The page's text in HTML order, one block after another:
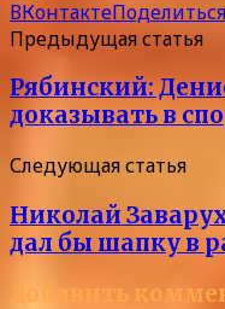
ВКонтакте
Предыдущая статья
Рябинский:
доказывать в
Следующая статья
Николай
дал бы шапку в
Добавить